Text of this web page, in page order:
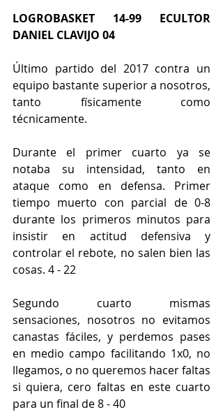
LOGROBASKET 14-99 ECULTOR
DANIEL CLAVIJO 04
Último partido del 2017 contra un
equipo bastante superior a nosotros,
tanto físicamente como
técnicamente.
Durante el primer cuarto ya se
notaba su intensidad, tanto en
ataque como en defensa. Primer
tiempo muerto con parcial de 0-8
durante los primeros minutos para
insistir en actitud defensiva y
controlar el rebote, no salen bien las
cosas. 4 - 22
Segundo cuarto mismas
sensaciones, nosotros no evitamos
canastas fáciles, y perdemos pases
en medio campo facilitando 1x0, no
llegamos, o no queremos hacer faltas
si quiera, cero faltas en este cuarto
para un final de 8 - 40